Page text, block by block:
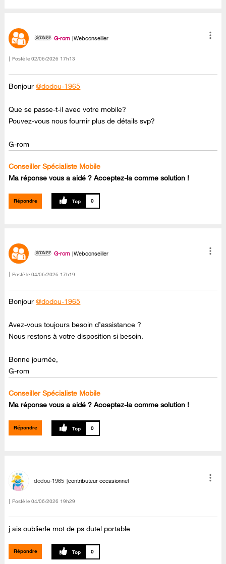
G-rom Webconseiller
Posté le ‎02/06/2026 17h13
Bonjour@dodou-1965
Que se passe-t-il avec votre mobile?
Pouvez-vous nous fournir plus de détails svp?
G-rom
Conseiller Spécialiste Mobile
Ma réponse vous a aidé ? Acceptez-la comme solution !
Répondre 0
G-rom Webconseiller
Posté le ‎04/06/2026 17h19
Bonjour@dodou-1965
Avez-vous toujours besoin d’assistance ?
Nous restons à votre disposition si besoin.
Bonne journée,
G-rom
Conseiller Spécialiste Mobile
Ma réponse vous a aidé ? Acceptez-la comme solution !
Répondre 0
dodou-1965 contributeur occasionnel
Posté le ‎04/06/2026 19h29
j ais oublierle mot de ps dutel portable
Répondre 0